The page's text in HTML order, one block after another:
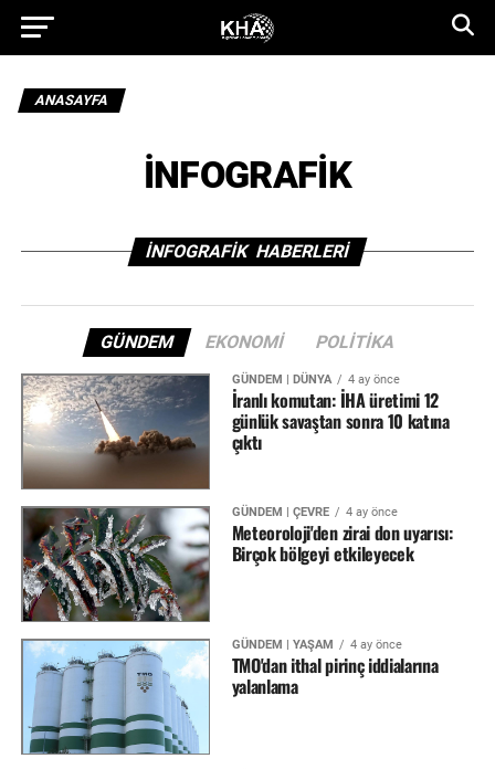
ANASAYFA
İNFOGRAFİK
İNFOGRAFİK HABERLERI
GÜNDEM EKONOMI POLITIKA
GÜNDEM | DÜNYA 4 ay önce
İranlı komutan: İHA üretimi 12
günlük savaştan sonra 10 katına
çıktı
GÜNDEM | ÇEVRE 4 ay önce
Meteoroloji'den zirai don uyarısı:
Birçok bölgeyi etkileyecek
GÜNDEM | YAŞAM 4 ay önce
TMO'dan ithal pirinç iddialarına
yalanlama